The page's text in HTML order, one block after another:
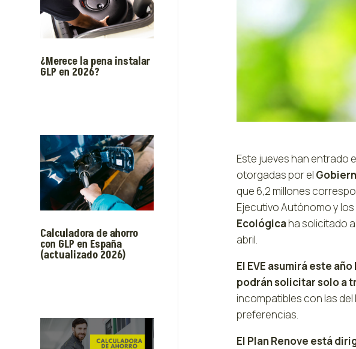
¿Merece la pena instalar
GLP en 2026?
Calculadora de ahorro
con GLP en España
(actualizado 2026)
Este jueves han entrado
otorgadas por el
que 6,2 millones
Ejecutivo Autónomo y
Ecológicaha solicitado
abril.
El EVE asumirá este
podrán solicitar solo a
incompatibles con las del
preferencias.
El Plan Renove está